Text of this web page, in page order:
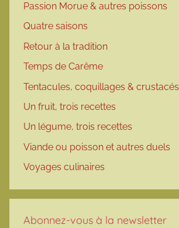
Passion Morue & autres poissons
Quatre saisons
Retour à la tradition
Temps de Carême
Tentacules, coquillages & crustacés
Un fruit, trois recettes
Un légume, trois recettes
Viande ou poisson et autres duels
Voyages culinaires
Abonnez-vous à la newsletter